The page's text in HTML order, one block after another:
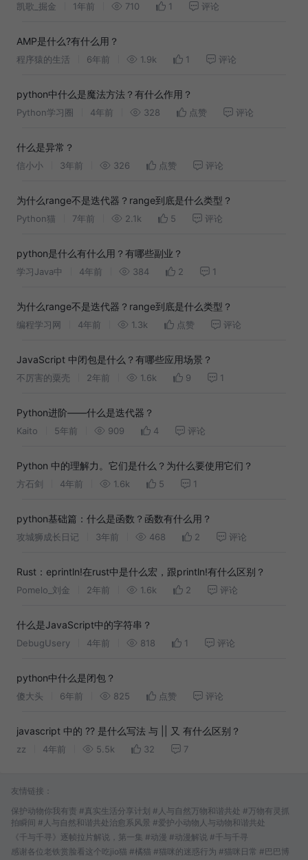
凯歌_掘金 1年前 710 1 评论
AMP是什么?有什么用？
程序猿的生活 6年前 1.9k 1 评论
python中什么是魔法方法？有什么作用？
Python学习圈 4年前 328 点赞 评论
什么是异常？
信小小 3年前 326 点赞 评论
为什么range不是迭代器？range到底是什么类型？
Python猫 7年前 2.1k 5 评论
python是什么有什么用？有哪些副业？
学习Java中 4年前 384 2 1
为什么range不是迭代器？range到底是什么类型？
编程学习网 4年前 1.3k 点赞 评论
JavaScript 中闭包是什么？有哪些应用场景？
不厉害的粟壳 2年前 1.6k 9 1
Python进阶——什么是迭代器？
Kaito 5年前 909 4 评论
Python 中的理解力。它们是什么？为什么要使用它们？
方石剑 4年前 1.6k 5 1
python基础篇：什么是函数？函数有什么用？
攻城狮成长日记 3年前 468 2 评论
Rust：eprintln!在rust中是什么宏，跟println!有什么区别？
Pomelo_刘金 2年前 1.6k 2 评论
什么是JavaScript中的字符串？
DebugUsery 4年前 818 1 评论
python中什么是闭包？
傻大头 6年前 825 点赞 评论
javascript 中的 ?? 是什么写法 与 || 又 有什么区别？
zz 4年前 5.5k 32 7
友情链接：
保护动物你我有责 #真实生活分享计划 #人与自然万物和谐共处 #万物有灵抓
拍瞬间 #人与自然和谐共处治愈系风景 #爱护小动物人与动物和谐共处
《千与千寻》逐帧拉片解说，第一集 #动漫 #动漫解说 #千与千寻
感谢各位老铁赏脸看这个吃jio猫 #橘猫 #猫咪的迷惑行为 #猫咪日常 #巴巴博